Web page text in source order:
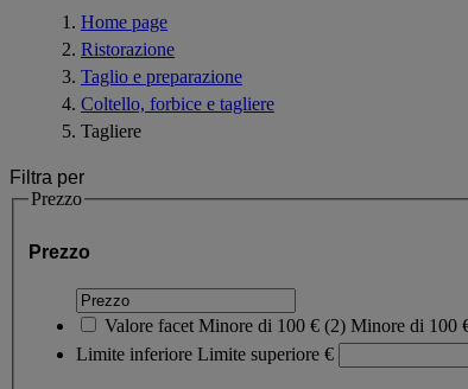
Home page
Ristorazione
Taglio e preparazione
Coltello, forbice e tagliere
Tagliere
Filtra per
Prezzo
Prezzo
Valore facet Minore di 100 € (2) Minore di 100
Limite inferiore Limite superiore €